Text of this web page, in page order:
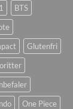
BTS
Glutenfri
One Piece